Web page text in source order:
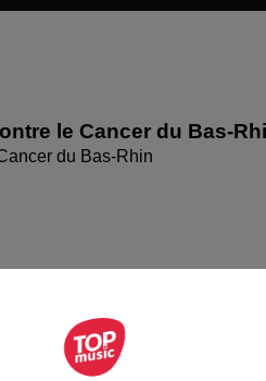
le Cancer du Bas-
du Bas-Rhin